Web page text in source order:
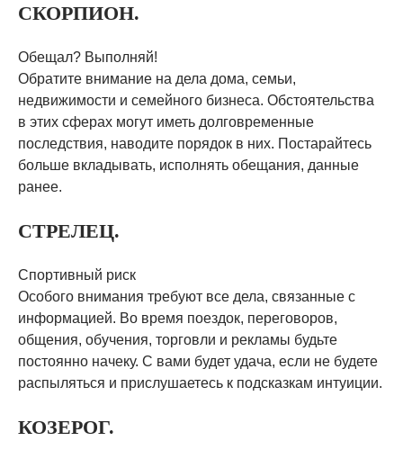
СКОРПИОН.
Обещал? Выполняй!
Обратите внимание на дела дома, семьи,
недвижимости и семейного бизнеса. Обстоятельства
в этих сферах могут иметь долговременные
последствия, наводите порядок в них. Постарайтесь
больше вкладывать, исполнять обещания, данные
ранее.
СТРЕЛЕЦ.
Спортивный риск
Особого внимания требуют все дела, связанные с
информацией. Во время поездок, переговоров,
общения, обучения, торговли и рекламы будьте
постоянно начеку. С вами будет удача, если не будете
распыляться и прислушаетесь к подсказкам интуиции.
КОЗЕРОГ.